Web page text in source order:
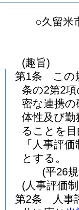
○久留米
(趣旨)
第1条
この
条の2第2
密な連携
体性及び
ることを
「人事評
とする。
(平26
(人事評価
第2条
人事